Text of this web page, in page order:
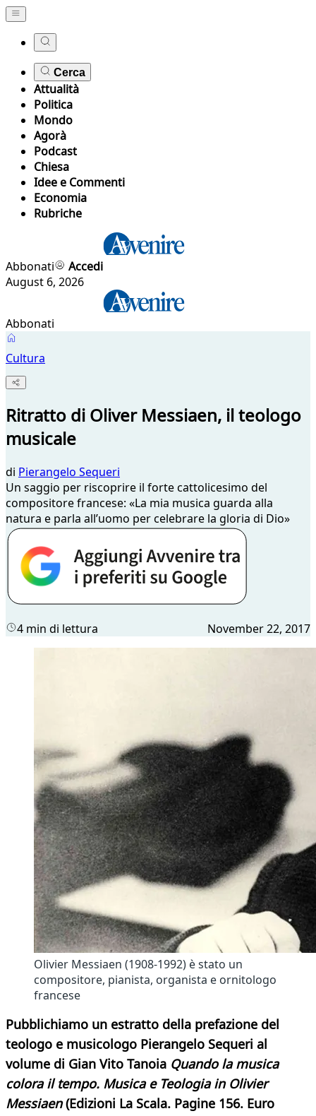
Cerca
Attualità
Politica
Mondo
Agorà
Podcast
Chiesa
Idee e Commenti
Economia
Rubriche
Abbonati
Accedi
August 6, 2026
Abbonati
Cultura
Ritratto di Oliver Messiaen, il teologo
musicale
di Pierangelo Sequeri
Un saggio per riscoprire il forte cattolicesimo del
compositore francese: «La mia musica guarda alla
natura e parla all’uomo per celebrare la gloria di Dio»
4 min di lettura November 22, 2017
Olivier Messiaen (1908-1992) è stato un
compositore, pianista, organista e ornitologo
francese
Pubblichiamo un estratto della prefazione del
teologo e musicologo Pierangelo Sequeri al
volume di Gian Vito Tanoia Quando la musica
colora il tempo. Musica e Teologia in Olivier
Messiaen(Edizioni La Scala. Pagine 156. Euro